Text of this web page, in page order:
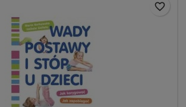
favorite_border